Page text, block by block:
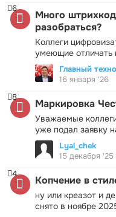
Много
разобраться?
Коллеги
умеющие отличать
6
Главный
16 января '26
Маркировка
Уважаемые
уже подал заявку
8
Lyal_chek
15 декабря '25
Копчение в
ну или креазот и
снято в ноябре
4